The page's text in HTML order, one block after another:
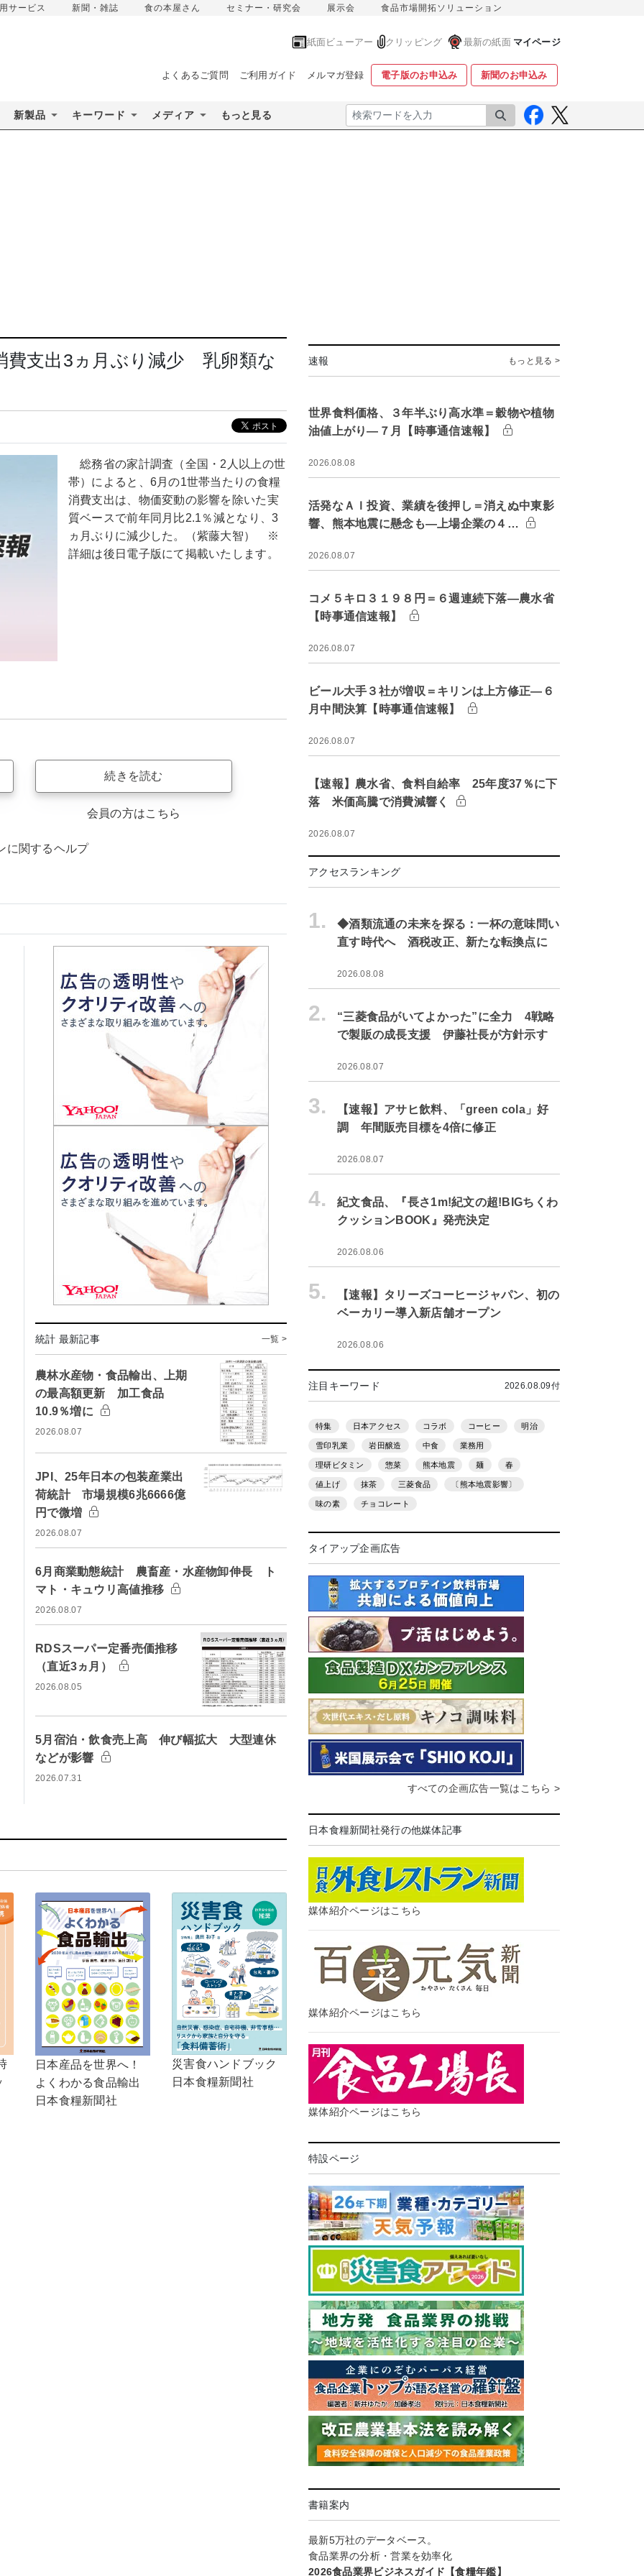
サービス 新聞・雑誌 食の本屋さん セミナー・研究会 展示会 食品市場開拓ソリューション
紙面ビューアー クリッピング 最新の紙面 マイページ
よくあるご質問 ご利用ガイド メルマガ登録 電子版のお申込み 新聞のお申込み
新製品 キーワード メディア もっと見る 検索
費支出3ヵ月ぶり減少 乳卵類な
総務省の家計調査（全国・2人以上の世
帯）によると、6月の1世帯当たりの食糧
消費支出は、物価変動の影響を除いた実
質ベースで前年同月比2.1％減となり、3
ヵ月ぶりに減少した。（紫藤大智） ※
詳細は後日電子版にて掲載いたします。
続きを読む
会員の方はこちら
に関するヘルプ
統計 最新記事 一覧 >
農林水産物・食品輸出、上期
の最高額更新 加工食品
10.9％増に
2026.08.07
JPI、25年日本の包装産業出
荷統計 市場規模6兆6666億
円で微増
2026.08.07
6月商業動態統計 農畜産・水産物卸伸長 ト
マト・キュウリ高値推移
2026.08.07
RDSスーパー定番売価推移
（直近3ヵ月）
2026.08.05
5月宿泊・飲食売上高 伸び幅拡大 大型連休
などが影響
2026.07.31
日本産品を世界へ！
よくわかる食品輸出
日本食糧新聞社
災害食ハンドブック
日本食糧新聞社
速報 もっと見る >
世界食料価格、３年半ぶり高水準＝穀物や植物
油値上がり―７月【時事通信速報】
2026.08.08
活発なＡＩ投資、業績を後押し＝消えぬ中東影
響、熊本地震に懸念も―上場企業の４…
2026.08.07
コメ５キロ３１９８円＝６週連続下落―農水省
【時事通信速報】
2026.08.07
ビール大手３社が増収＝キリンは上方修正―６
月中間決算【時事通信速報】
2026.08.07
【速報】農水省、食料自給率 25年度37％に下
落 米価高騰で消費減響く
2026.08.07
アクセスランキング
1.
◆酒類流通の未来を探る：一杯の意味問い
直す時代へ 酒税改正、新たな転換点に
2026.08.08
2.
“三菱食品がいてよかった”に全力 4戦略
で製販の成長支援 伊藤社長が方針示す
2026.08.07
3.
【速報】アサヒ飲料、「green cola」好
調 年間販売目標を4倍に修正
2026.08.07
4.
紀文食品、『長さ1m!紀文の超!BIGちくわ
クッションBOOK』発売決定
2026.08.06
5.
【速報】タリーズコーヒージャパン、初の
ベーカリー導入新店舗オープン
2026.08.06
注目キーワード 2026.08.09付
特集 日本アクセス コラボ コーヒー 明治
雪印乳業 岩田醸造 中食 業務用
理研ビタミン 惣菜 熊本地震 麺 春
値上げ 抹茶 三菱食品 〔熊本地震影響〕
味の素 チョコレート
タイアップ企画広告
すべての企画広告一覧はこちら >
日本食糧新聞社発行の他媒体記事
媒体紹介ページはこちら
媒体紹介ページはこちら
媒体紹介ページはこちら
特設ページ
書籍案内
最新5万社のデータベース。
食品業界の分析・営業を効率化
2026食品業界ビジネスガイド【食糧年鑑】